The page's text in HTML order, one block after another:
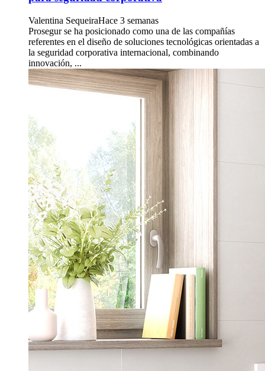
Valentina SequeiraHace 3 semanas
Prosegur se ha posicionado como una de las compañías
referentes en el diseño de soluciones tecnológicas orientadas a
la seguridad corporativa internacional, combinando
innovación, ...